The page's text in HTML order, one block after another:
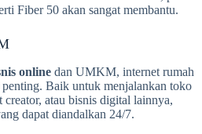
Fiber 50 akan sangat membantu.
online dan UMKM, internet rumah
Baik untuk menjalankan toko
atau bisnis digital lainnya,
dapat diandalkan 24/7.